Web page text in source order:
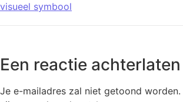
visueel symbool
Een reactie achterlaten
Je e-mailadres zal niet getoond worden.